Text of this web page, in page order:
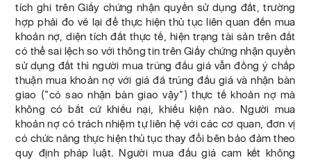
tích ghi trên Giấy chứng nhận quyền sử dụng đất, trường
hợp phải đo vẽ lại để thực hiện thủ tục liên quan đến mua
khoản nợ, diện tích đất thực tế, hiện trạng tài sản trên đất
có thể sai lệch so với thông tin trên Giấy chứng nhận quyền
sử dụng đất thì người mua trúng đấu giá vẫn đồng ý chấp
thuận mua khoản nợ với giá đã trúng đấu giá và nhận bàn
giao (“có sao nhận bàn giao vậy”) thực tế khoản nợ mà
không có bất cứ khiếu nại, khiếu kiện nào. Người mua
khoản nợ có trách nhiệm tự liên hệ với các cơ quan, đơn vị
có chức năng thực hiện thủ tục thay đổi bên bảo đảm theo
quy định pháp luật. Người mua đấu giá cam kết không